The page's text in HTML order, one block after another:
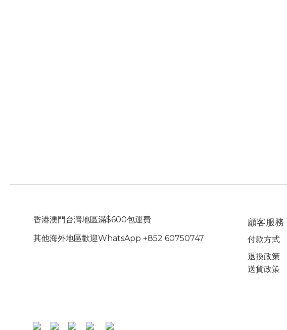
香港澳門台灣地區滿$600包運費
其他海外地區歡迎WhatsApp +852 60750747
顧客服務
付款方式
退換政策
送貨政策